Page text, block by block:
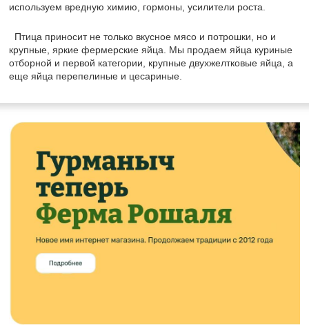
используем вредную химию, гормоны, усилители роста.
Птица приносит не только вкусное мясо и потрошки, но и
крупные, яркие фермерские яйца. Мы продаем яйца куриные
отборной и первой категории, крупные двухжелтковые яйца, а
еще яйца перепелиные и цесариные.